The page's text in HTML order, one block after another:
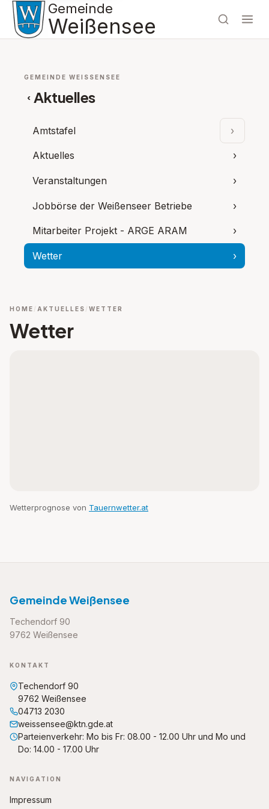
Gemeinde
Weißensee
GEMEINDE WEISSENSEE
‹ Aktuelles
Amtstafel ›
Aktuelles
›
Veranstaltungen ›
Jobbörse der Weißenseer Betriebe ›
Mitarbeiter Projekt - ARGE ARAM ›
Wetter ›
HOME AKTUELLES WETTER
Wetter
aktiviert werden.
Wetterprognose von Tauernwetter.at
Gemeinde Weißensee
Techendorf 90
9762 Weißensee
KONTAKT
Techendorf 90
9762 Weißensee
04713 2030
weissensee@ktn.gde.at
Parteienverkehr: Mo bis Fr: 08.00 - 12.00 Uhr und Mo und
Do: 14.00 - 17.00 Uhr
NAVIGATION
Impressum